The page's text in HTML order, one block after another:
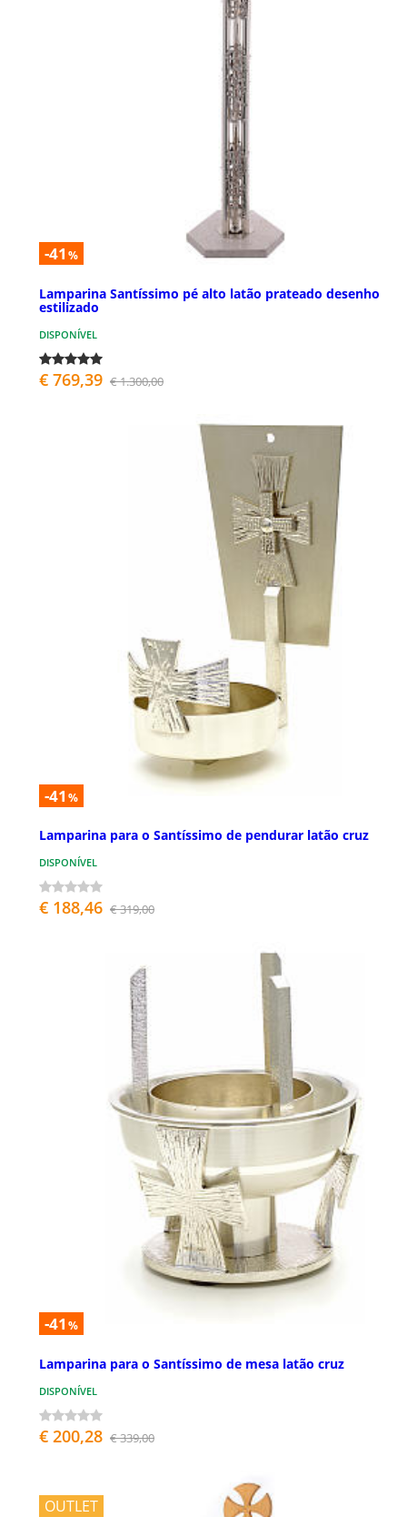
-41 %
Lamparina Santíssimo pé alto latão prateado desenho
estilizado
DISPONÍVEL
€ 769,39 € 1.300,00
-41 %
Lamparina para o Santíssimo de pendurar latão cruz
DISPONÍVEL
€ 188,46 € 319,00
-41 %
Lamparina para o Santíssimo de mesa latão cruz
DISPONÍVEL
€ 200,28 € 339,00
OUTLET